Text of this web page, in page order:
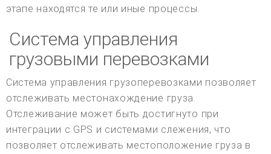
этапе находятся те или иные процессы.
Система управления
грузовыми перевозками
Система управления грузоперевозками позволяет
отслеживать местонахождение груза.
Отслеживание может быть достигнуто при
интеграции с GPS и системами слежения, что
позволяет отслеживать местоположение груза в